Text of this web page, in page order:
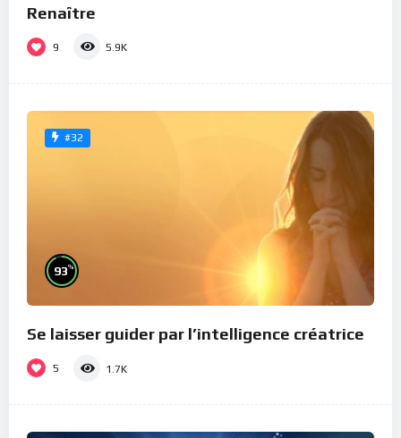
Renaître
9 5.9K
#32
93%
Se laisser guider par l’intelligence créatrice
5 1.7K